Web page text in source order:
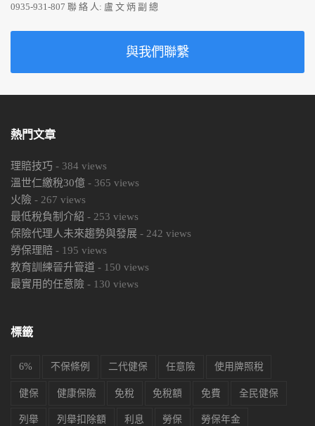
0935-931-807 聯 絡 人: 盧 文 炳 副 總
與我們聯繫
熱門文章
理賠技巧 - 384 views
溫世仁繳稅30億 - 365 views
火險 - 267 views
最低稅負制介紹 - 253 views
保險代理人未來趨勢與發展 - 242 views
勞保理賠 - 195 views
教育訓練晉升管道 - 150 views
最實用的任意險 - 130 views
標籤
6% 不保條例 二代健保 任意險 使用牌照稅
健保 健康保險 免稅 免稅額 免費 全民健保
列舉 列舉扣除額 利息 勞保 勞保年金